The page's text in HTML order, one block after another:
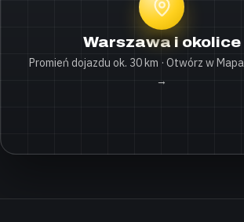
Warszawa i okolice
Promień dojazdu ok. 30 km · Otwórz w
→